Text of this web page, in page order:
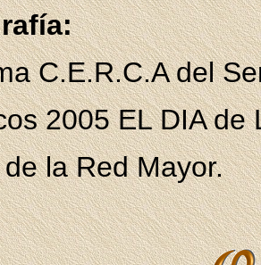
C.E.R.C.A del
2005 EL DIA de
la Red Mayor.